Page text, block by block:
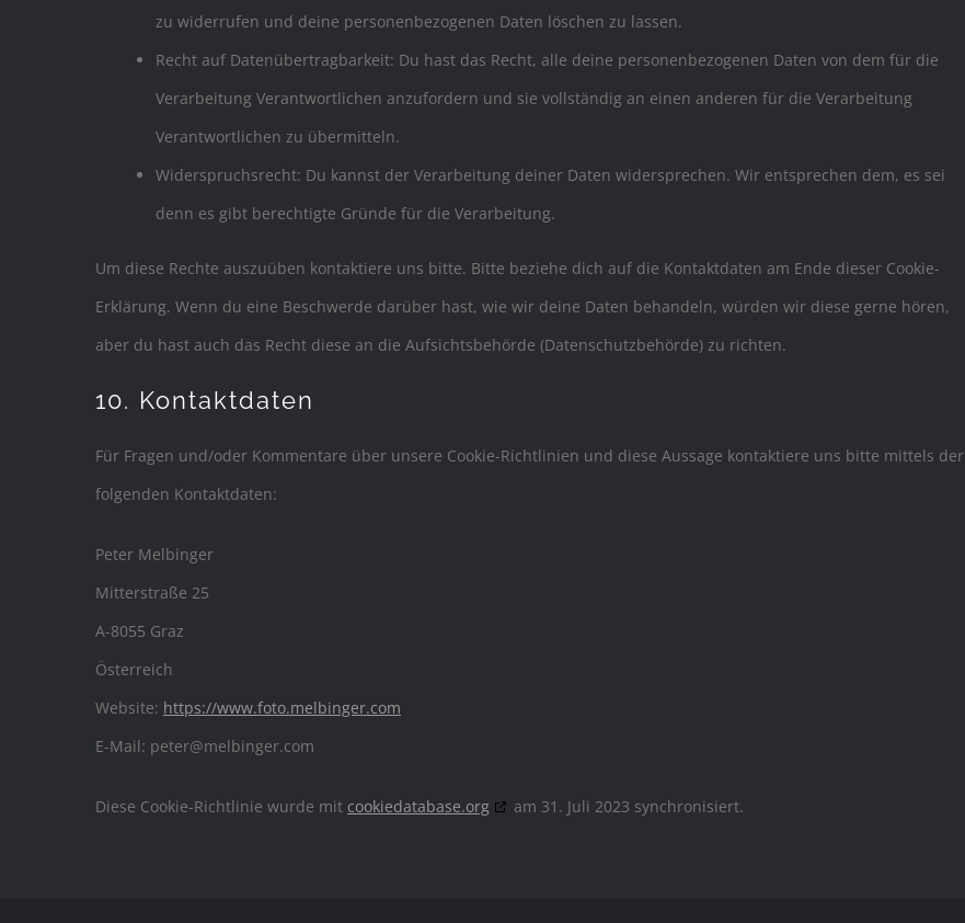
zu widerrufen und deine personenbezogenen Daten löschen zu lassen.
Recht auf Datenübertragbarkeit: Du hast das Recht, alle deine personenbezogenen Daten von dem für die
Verarbeitung Verantwortlichen anzufordern und sie vollständig an einen anderen für die Verarbeitung
Verantwortlichen zu übermitteln.
Widerspruchsrecht: Du kannst der Verarbeitung deiner Daten widersprechen. Wir entsprechen dem, es sei
denn es gibt berechtigte Gründe für die Verarbeitung.
Um diese Rechte auszuüben kontaktiere uns bitte. Bitte beziehe dich auf die Kontaktdaten am Ende dieser Cookie-
Erklärung. Wenn du eine Beschwerde darüber hast, wie wir deine Daten behandeln, würden wir diese gerne hören,
aber du hast auch das Recht diese an die Aufsichtsbehörde (Datenschutzbehörde) zu richten.
10. Kontaktdaten
Für Fragen und/oder Kommentare über unsere Cookie-Richtlinien und diese Aussage kontaktiere uns bitte mittels der
folgenden Kontaktdaten:
Peter Melbinger
Mitterstraße 25
A-8055 Graz
Österreich
Website: https://www.foto.melbinger.com
E-Mail: peter@melbinger.com
Diese Cookie-Richtlinie wurde mit cookiedatabase.org am 31. Juli 2023 synchronisiert.